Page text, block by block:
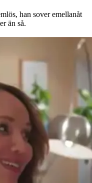
han sover emellanåt
än så.